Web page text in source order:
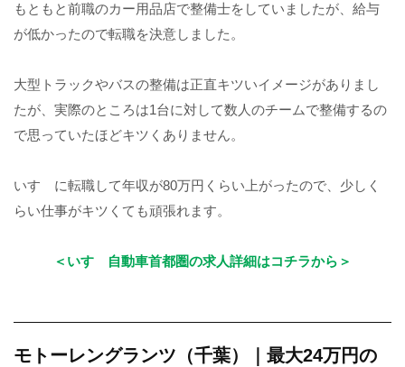
もともと前職のカー用品店で整備士をしていましたが、給与
が低かったので転職を決意しました。
大型トラックやバスの整備は正直キツいイメージがありまし
たが、実際のところは1台に対して数人のチームで整備するの
で思っていたほどキツくありません。
いすゞに転職して年収が80万円くらい上がったので、少しく
らい仕事がキツくても頑張れます。
＜いすゞ自動車首都圏の求人詳細はコチラから＞
モトーレングランツ（千葉）｜最大24万円の